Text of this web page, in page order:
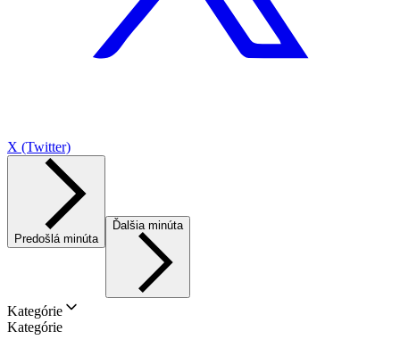
X (Twitter)
Predošlá minúta
Ďalšia minúta
Kategórie
Kategórie